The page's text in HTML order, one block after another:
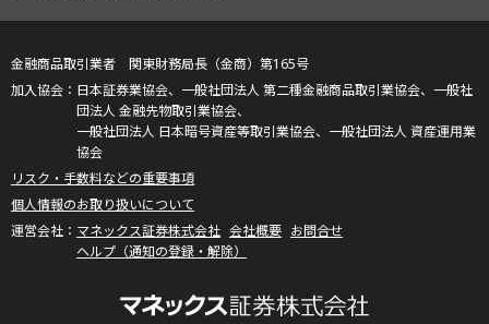
金融商品取引業者 関東財務局長（金商）第165号
日本証券業協会、一般社団法人 第二種金融商品取引業協会、一般社
団法人 金融先物取引業協会、
一般社団法人 日本暗号資産等取引業協会、一般社団法人 資産運用業
協会
リスク・手数料などの重要事項
個人情報のお取り扱いについて
マネックス証券株式会社 会社概要 お問合せ
ヘルプ（通知の登録・解除）